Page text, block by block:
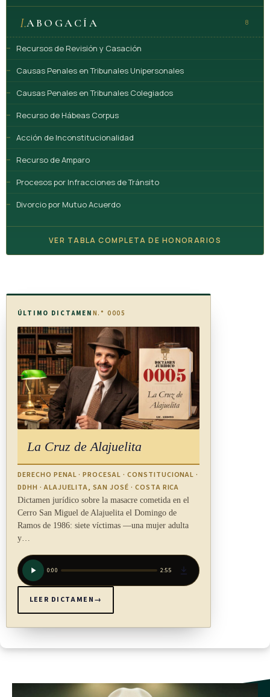
I.ABOGACÍA 8
Recursos de Revisión y Casación
Causas Penales en Tribunales Unipersonales
Causas Penales en Tribunales Colegiados
Recurso de Hábeas Corpus
Acción de Inconstitucionalidad
Recurso de Amparo
Procesos por Infracciones de Tránsito
Divorcio por Mutuo Acuerdo
VER TABLA COMPLETA DE HONORARIOS
ÚLTIMO DICTAMEN N.° 0005
La Cruz de Alajuelita
DERECHO PENAL · PROCESAL · CONSTITUCIONAL ·
DDHH · ALAJUELITA, SAN JOSÉ · COSTA RICA
Dictamen jurídico sobre la masacre cometida en el
Cerro San Miguel de Alajuelita el Domingo de
Ramos de 1986: siete víctimas —una mujer adulta
y…
0:00 2:55
LEER DICTAMEN→